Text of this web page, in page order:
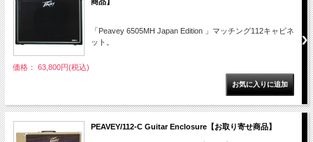
「Peavey 6505MH Japan Edition 」マッチング112キャビネ
ット。
価格： 63,800円(税込)
PEAVEY/112-C Guitar Enclosure【お取り寄せ商品】